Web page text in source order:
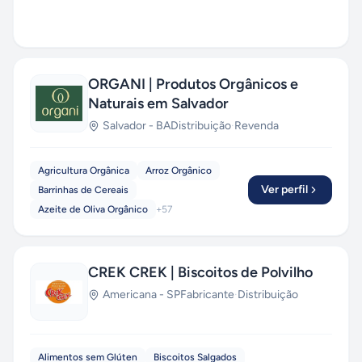
ORGANI | Produtos Orgânicos e
Naturais em Salvador
Salvador - BADistribuição·Revenda
Agricultura Orgânica
Arroz Orgânico
Barrinhas de Cereais
Azeite de Oliva Orgânico
+57
Ver perfil
CREK CREK | Biscoitos de Polvilho
Americana - SPFabricante·Distribuição
Alimentos sem Glúten Biscoitos Salgados